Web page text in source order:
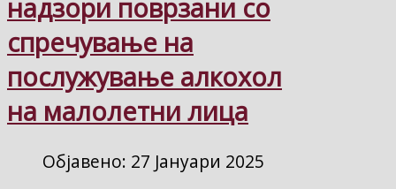
надзори поврзани со
спречување на
послужување алкохол
на малолетни лица
Објавено: 27 Јануари 2025